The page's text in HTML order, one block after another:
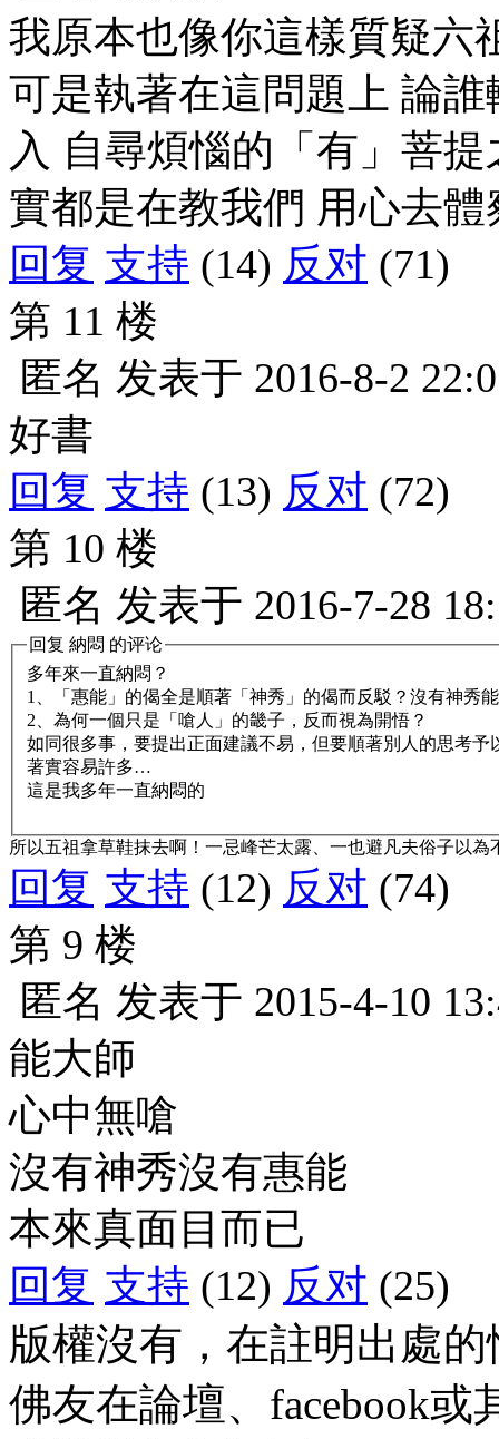
我原本也像你這樣質疑六
可是執著在這問題上 論
入 自尋煩惱的「有」菩
實都是在教我們 用心去
回复 支持 (14) 反对 (71)
第 11 楼
匿名 发表于 2016-8-2
好書
回复 支持 (13) 反对 (72)
第 10 楼
匿名 发表于 2016-7-28
回复 納悶 的评论
多年來一直納悶？
1、「惠能」的偈全是順著「神秀」的偈而反駁？沒有神秀
2、為何一個只是「嗆人」的畿子，反而視為開悟？
如同很多事，要提出正面建議不易，但要順著別人的思考予
著實容易許多…
這是我多年一直納悶的
所以五祖拿草鞋抹去啊！一忌峰芒太露、一也避凡夫俗子以
回复 支持 (12) 反对 (74)
第 9 楼
匿名 发表于 2015-4-10
能大師
心中無嗆
沒有神秀沒有惠能
本來真面目而已
回复 支持 (12) 反对 (25)
版權沒有，在註明出處
佛友在論壇、facebook